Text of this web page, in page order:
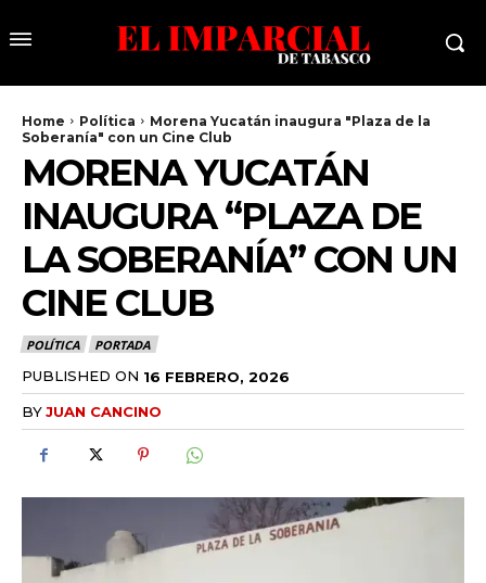
Home Política
Morena Yucatán inaugura "Plaza de la
Soberanía" con un Cine Club
MORENA YUCATÁN
INAUGURA “PLAZA DE
LA SOBERANÍA” CON UN
CINE CLUB
POLÍTICA PORTADA
PUBLISHED ON 16 FEBRERO, 2026
BYJUAN CANCINO